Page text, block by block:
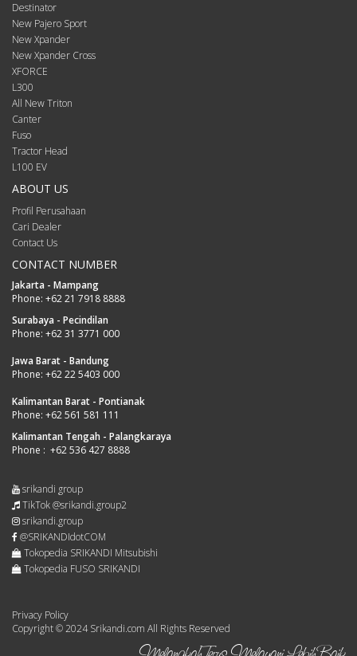
Destinator
New Pajero Sport
New Xpander
New Xpander Cross
XFORCE
L300
All New Triton
Canter
Fuso
Tractor Head
L100 EV
ABOUT US
Profil Perusahaan
Cari Dealer
Contact Us
CONTACT NUMBER
Jakarta - Mampang
Phone: +62 21 7918 8888
Surabaya - Pecindilan
Phone: +62 31 3771 000
Jawa Barat - Bandung
Phone: +62 22 5403 000
Kalimantan Barat - Pontianak
Phone: +62 561 581 111
Kalimantan Tengah - Palangkaraya
Phone : +62 536 427 8888
srikandi group
TikTok @srikandi.group2
srikandi.group
@SRIKANDIdotCOM
Tokopedia SRIKANDI Mitsubishi
Tokopedia FUSO SRIKANDI
Privacy Policy
Copyright © 2024 Srikandi.com All Rights Reserved